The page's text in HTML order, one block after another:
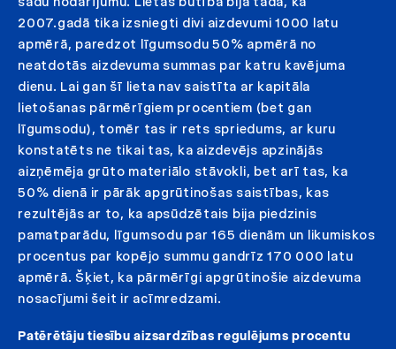
2007.gadā tika izsniegti divi aizdevumi 1000 latu
apmērā, paredzot līgumsodu 50% apmērā no
neatdotās aizdevuma summas par katru kavējuma
dienu. Lai gan šī lieta nav saistīta ar kapitāla
lietošanas pārmērīgiem procentiem (bet gan
līgumsodu), tomēr tas ir rets spriedums, ar kuru
konstatēts ne tikai tas, ka aizdevējs apzinājās
aizņēmēja grūto materiālo stāvokli, bet arī tas, ka
50% dienā ir pārāk apgrūtinošas saistības, kas
rezultējās ar to, ka apsūdzētais bija piedzinis
pamatparādu, līgumsodu par 165 dienām un likumiskos
procentus par kopējo summu gandrīz 170 000 latu
apmērā. Šķiet, ka pārmērīgi apgrūtinošie aizdevuma
nosacījumi šeit ir acīmredzami.
Patērētāju tiesību aizsardzības regulējums procentu